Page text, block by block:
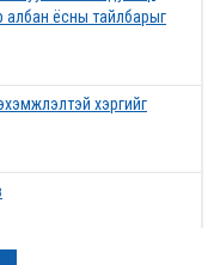
албан ёсны тайлбарыг
хэргийг